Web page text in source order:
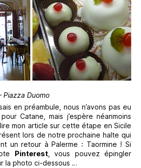
Piazza Duomo
en préambule, nous n’avons pas eu
Catane, mais j’espère néanmoins
mon article sur cette étape en Sicile
lors de notre prochaine halte qui
un retour à Palerme : Taormine ! Si
Pinterest, vous pouvez épingler
la photo ci-dessous …